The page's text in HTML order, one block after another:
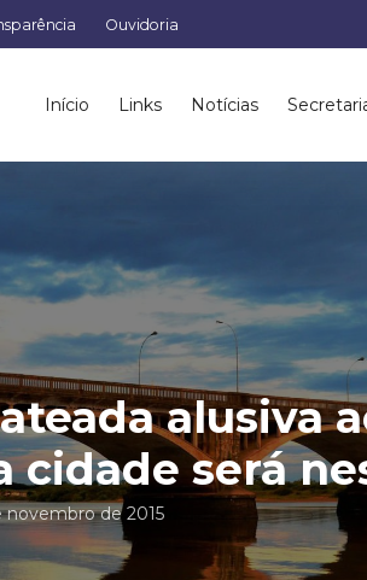
Ouvidoria
Início Links Notícias
alusiva
cidade será
novembro de 2015